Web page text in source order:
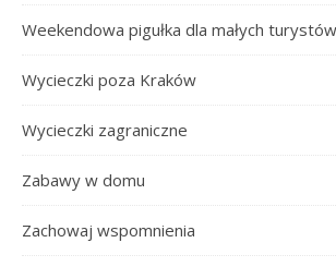
Weekendowa pigułka dla małych turystów
Wycieczki poza Kraków
Wycieczki zagraniczne
Zabawy w domu
Zachowaj wspomnienia